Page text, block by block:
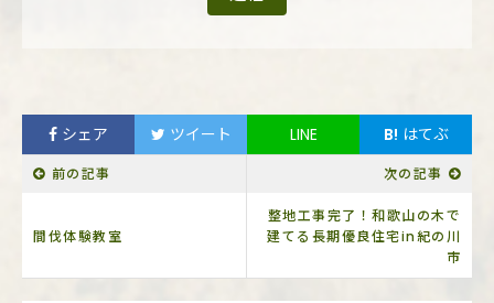
シェア ツイート LINE B! はてぶ
前の記事
間伐体験教室
次の記事
整地工事完了！和歌山の木で
建てる長期優良住宅in紀の川
市